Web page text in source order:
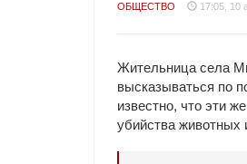
ОБЩЕСТВО 17:05, 10
Жительница села
высказываться по
известно, что эти
убийства животных